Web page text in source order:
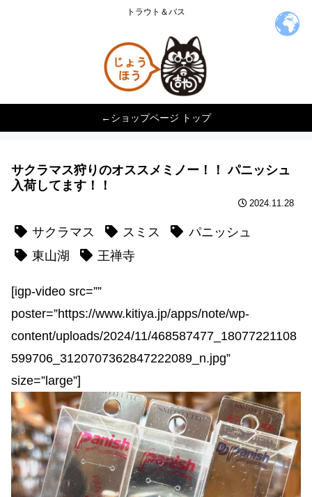
トラウト＆バス
←ショップページ トップ
サクラマス狩りのオススメミノー！！ ️パニッシュ
入荷してます！！
2024.11.28
サクラマス スミス
パニッシュ
東山湖
王禅寺
[igp-video src=””
poster=”https://www.kitiya.jp/apps/note/wp-
content/uploads/2024/11/468587477_18077221108
599706_3120707362847222089_n.jpg”
size=”large”]